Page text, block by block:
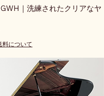
｜洗練されたクリアなヤ
料について